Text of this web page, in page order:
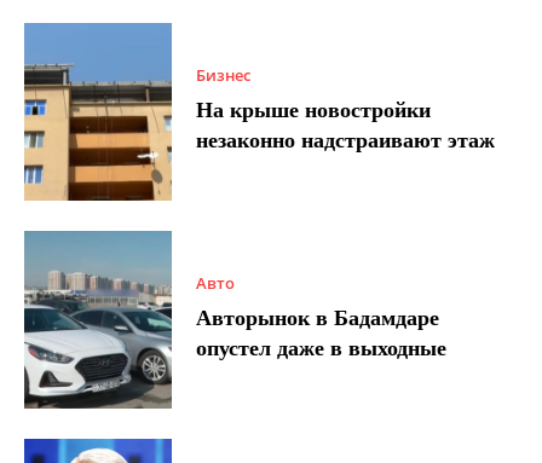
Бизнес
На крыше новостройки
незаконно надстраивают этаж
Авто
Авторынок в Бадамдаре
опустел даже в выходные